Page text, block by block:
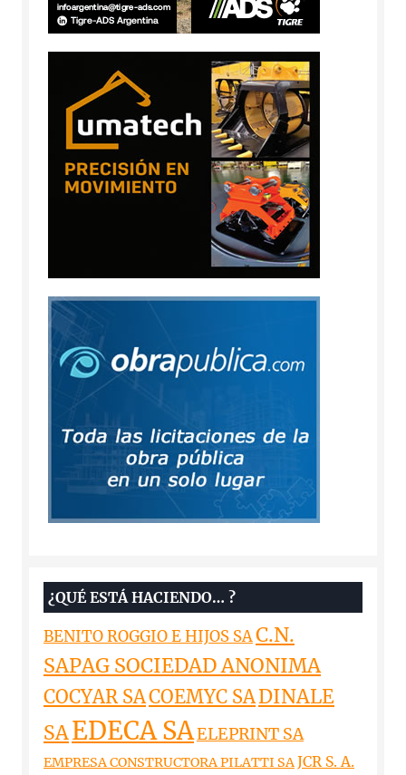
¿QUÉ ESTÁ HACIENDO… ?
BENITO ROGGIO E HIJOS SAC.N.
SAPAG SOCIEDAD ANONIMA
COCYAR SACOEMYC SADINALE
SAEDECA SAELEPRINT SA
EMPRESA CONSTRUCTORA PILATTI SAJCR S. A.